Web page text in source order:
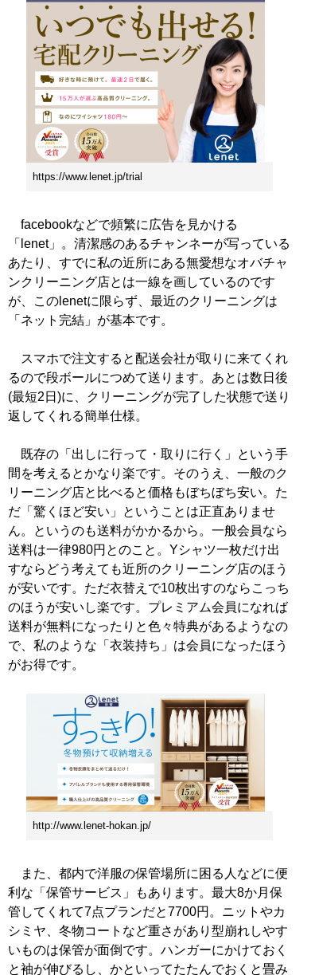
https://www.lenet.jp/trial
facebookなどで頻繁に広告を見かける
「lenet」。清潔感のあるチャンネーが写っている
あたり、すでに私の近所にある無愛想なオバチャ
ンクリーニング店とは一線を画しているのです
が、このlenetに限らず、最近のクリーニングは
「ネット完結」が基本です。
スマホで注文すると配送会社が取りに来てくれ
るので段ボールにつめて送ります。あとは数日後
(最短2日)に、クリーニングが完了した状態で送り
返してくれる簡単仕様。
既存の「出しに行って・取りに行く」という手
間を考えるとかなり楽です。そのうえ、一般のク
リーニング店と比べると価格もぼちぼち安い。た
だ「驚くほど安い」ということは正直ありませ
ん。というのも送料がかかるから。一般会員なら
送料は一律980円とのこと。Yシャツ一枚だけ出
すならどう考えても近所のクリーニング店のほう
が安いです。ただ衣替えで10枚出すのならこっち
のほうが安いし楽です。プレミアム会員になれば
送料が無料になったりと色々特典があるようなの
で、私のような「衣装持ち」は会員になったほう
がお得です。
http://www.lenet-hokan.jp/
また、都内で洋服の保管場所に困る人などに便
利な「保管サービス」もあります。最大8か月保
管してくれて7点プランだと7700円。ニットやカ
シミヤ、冬物コートなど重さがあり型崩れしやす
いものは保管が面倒です。ハンガーにかけておく
と袖が伸びるし、かといってたたんでおくと畳み